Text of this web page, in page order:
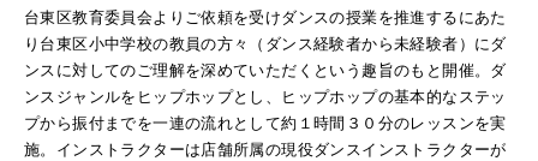
台東区教育委員会よりご依頼を受けダンスの授業を推進するにあた
り台東区小中学校の教員の方々（ダンス経験者から未経験者）にダ
ンスに対してのご理解を深めていただくという趣旨のもと開催。ダ
ンスジャンルをヒップホップとし、ヒップホップの基本的なステッ
プから振付までを一連の流れとして約１時間３０分のレッスンを実
施。インストラクターは店舗所属の現役ダンスインストラクターが